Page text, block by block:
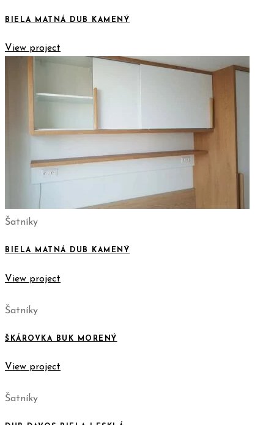
BIELA MATNÁ DUB KAMENÝ
View project
Šatníky
BIELA MATNÁ DUB KAMENÝ
View project
Šatníky
ŠKÁROVKA BUK MORENÝ
View project
Šatníky